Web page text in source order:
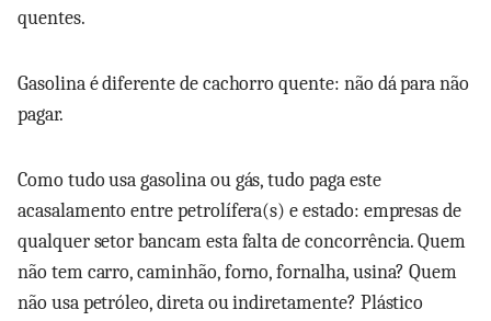
quentes.
Gasolina é diferente de cachorro quente: não dá para não
pagar.
Como tudo usa gasolina ou gás, tudo paga este
acasalamento entre petrolífera(s) e estado: empresas de
qualquer setor bancam esta falta de concorrência. Quem
não tem carro, caminhão, forno, fornalha, usina? Quem
não usa petróleo, direta ou indiretamente? Plástico